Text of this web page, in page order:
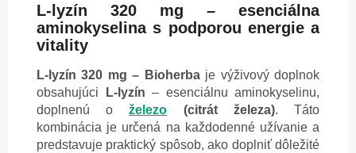
L-lyzín 320 mg – esenciálna
aminokyselina s podporou energie a
vitality
L-lyzín 320 mg – Bioherbaje výživový doplnok
obsahujúci
L-lyzín – esenciálnu aminokyselinu,
doplnenú oželezo (citrát železa). Táto
kombinácia je určená na každodenné užívanie a
predstavuje praktický spôsob, ako doplniť dôležité